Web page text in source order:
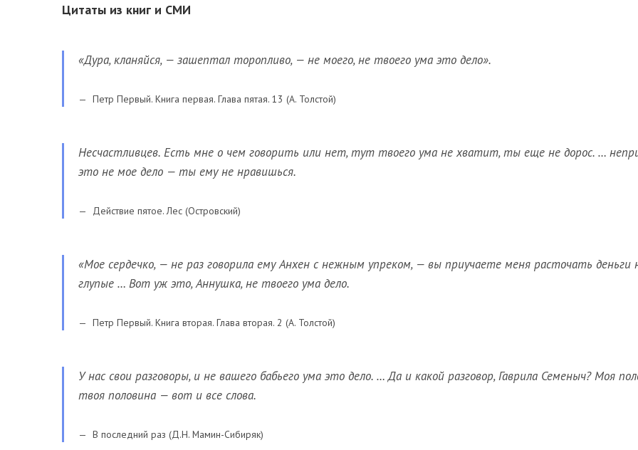
Цитаты из книг и СМИ
«Дура, кланяйся, — зашептал торопливо, — не моего, не твоего ума это дело».
Петр Первый. Книга первая. Глава пятая. 13 (А. Толстой)
Несчастливцев. Есть мне о чем говорить или нет, тут твоего ума не хватит, ты еще не дорос. …
это не мое дело — ты ему не нравишься.
Действие пятое. Лес (Островский)
«Мое сердечко, — не раз говорила ему Анхен с нежным упреком, — вы приучаете меня расточать деньги
глупые … Вот уж это, Аннушка, не твоего ума дело.
Петр Первый. Книга вторая. Глава вторая. 2 (А. Толстой)
У нас свои разговоры, и не вашего бабьего ума это дело. … Да и какой разговор, Гаврила Семеныч? Моя
твоя половина — вот и все слова.
В последний раз (Д.Н. Мамин-Сибиряк)